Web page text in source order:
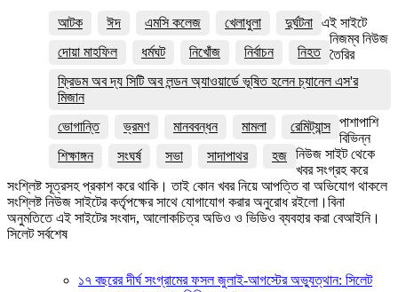
আটক ঈদ এমসি কলেজ খেলাধুলা
দুর্ঘটনা
দোয়া মাহফিল
ধর্মঘট নিখোঁজ নির্বাচন
নিহত
ফ্রিডম অব দ্য সিটি অব লন্ডন অ্যাওয়ার্ডে ভূষিত হলেন চ্যানেল এস'র
মিজান
ভোগান্তি
ভ্রমণ মানববন্ধন মামলা
রেমিট্যান্স
শিক্ষাঙ্গন
সংঘর্ষ সভা সাদাপাথর হজ
এই সাইটে
নিজম্ব নিউজ
তৈরির
পাশাপাশি
বিভিন্ন
নিউজ সাইট থেকে
খবর সংগ্রহ করে
সংশ্লিষ্ট সূত্রসহ প্রকাশ করে থাকি। তাই কোন খবর নিয়ে আপত্তি বা অভিযোগ থাকলে
সংশ্লিষ্ট নিউজ সাইটের কর্তৃপক্ষের সাথে যোগাযোগ করার অনুরোধ রইলো।বিনা
অনুমতিতে এই সাইটের সংবাদ, আলোকচিত্র অডিও ও ভিডিও ব্যবহার করা বেআইনি।
সিলেট সর্বশেষ
১৭ বছরের দীর্ঘ সংগ্রামের ফসল জুলাই-আগস্টের অভ্যুত্থান: সিলেট